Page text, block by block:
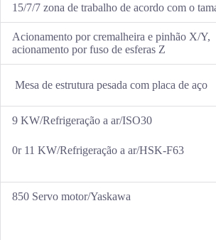
15/7/7 zona de trabalho de acordo com o
Acionamento por cremalheira e pinhão X/Y,
acionamento por fuso de esferas Z
Mesa de estrutura pesada com placa de aço
9 KW/Refrigeração a ar/ISO30
0r 11 KW/Refrigeração a ar/HSK-F63
850 Servo motor/Yaskawa